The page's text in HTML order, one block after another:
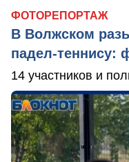
ФОТОРЕПОРТАЖ
В Волжском
падел-теннису:
14 участников и